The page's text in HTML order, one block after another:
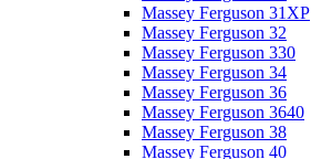
Massey Ferguson 31XP
Massey Ferguson 32
Massey Ferguson 330
Massey Ferguson 34
Massey Ferguson 36
Massey Ferguson 3640
Massey Ferguson 38
Massey Ferguson 40